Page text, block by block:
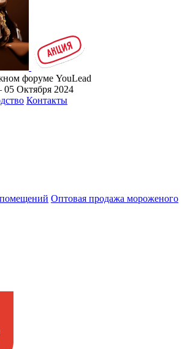
форуме YouLead
Октября 2024
Контакты
Оптовая продажа мороженого